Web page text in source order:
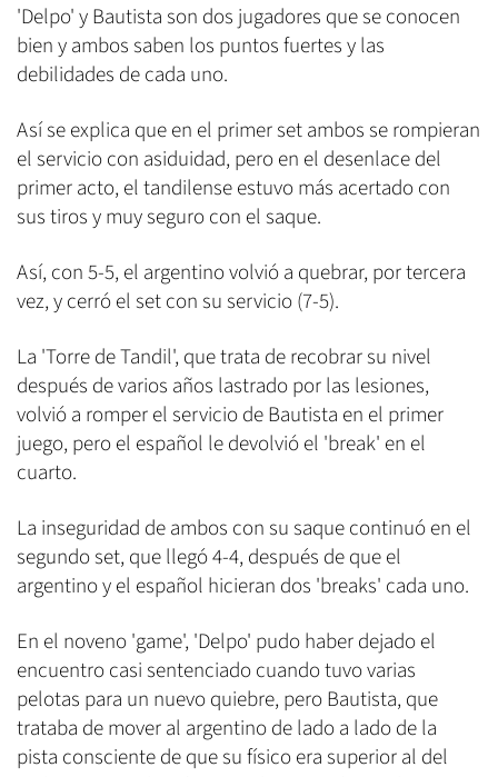
'Delpo' y Bautista son dos jugadores que se conocen
bien y ambos saben los puntos fuertes y las
debilidades de cada uno.
Así se explica que en el primer set ambos se rompieran
el servicio con asiduidad, pero en el desenlace del
primer acto, el tandilense estuvo más acertado con
sus tiros y muy seguro con el saque.
Así, con 5-5, el argentino volvió a quebrar, por tercera
vez, y cerró el set con su servicio (7-5).
La 'Torre de Tandil', que trata de recobrar su nivel
después de varios años lastrado por las lesiones,
volvió a romper el servicio de Bautista en el primer
juego, pero el español le devolvió el 'break' en el
cuarto.
La inseguridad de ambos con su saque continuó en el
segundo set, que llegó 4-4, después de que el
argentino y el español hicieran dos 'breaks' cada uno.
En el noveno 'game', 'Delpo' pudo haber dejado el
encuentro casi sentenciado cuando tuvo varias
pelotas para un nuevo quiebre, pero Bautista, que
trataba de mover al argentino de lado a lado de la
pista consciente de que su físico era superior al del